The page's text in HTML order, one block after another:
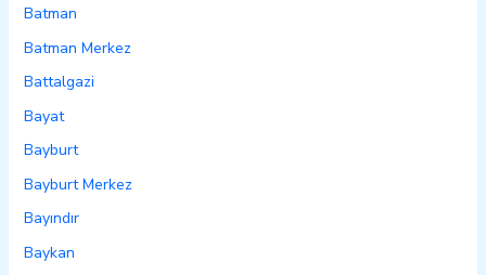
Batman
Batman Merkez
Battalgazi
Bayat
Bayburt
Bayburt Merkez
Bayındır
Baykan